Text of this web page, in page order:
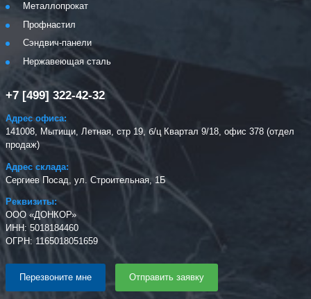
Металлопрокат
Профнастил
Сэндвич-панели
Нержавеющая сталь
+7 [499] 322-42-32
Адрес офиса:
141008, Мытищи, Летная, стр 19, б/ц Квартал 9/18, офис 378 (отдел
продаж)
Адрес склада:
Сергиев Посад, ул. Строительная, 1Б
Реквизиты:
ООО «ДОНКОР»
ИНН: 5018184460
ОГРН: 1165018051659
Перезвоните мне Отправить заявку